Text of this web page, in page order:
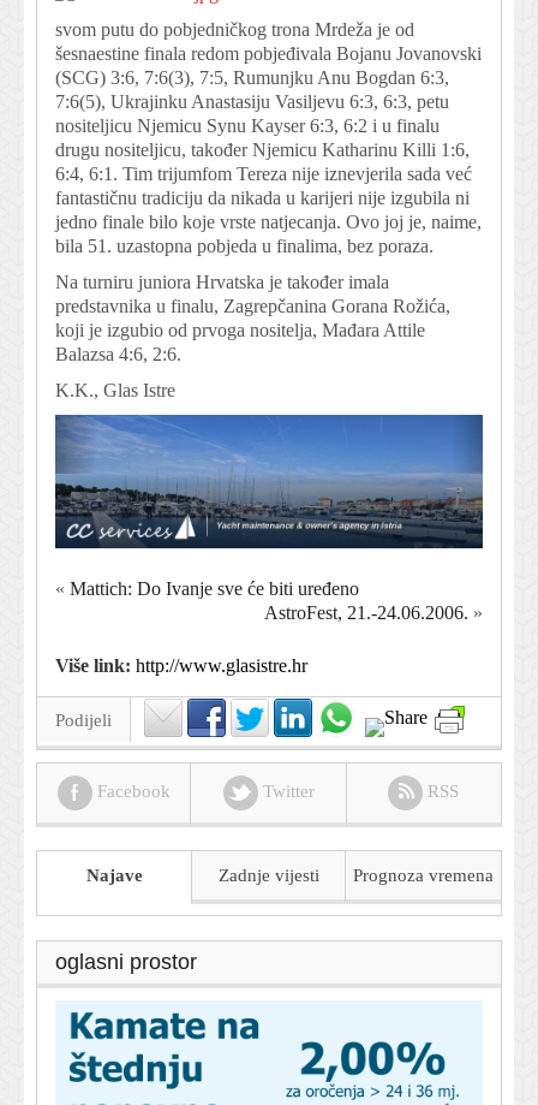
svom putu do pobjedničkog trona Mrdeža je od
šesnaestine finala redom pobjeđivala Bojanu Jovanovski
(SCG) 3:6, 7:6(3), 7:5, Rumunjku Anu Bogdan 6:3,
7:6(5), Ukrajinku Anastasiju Vasiljevu 6:3, 6:3, petu
nositeljicu Njemicu Synu Kayser 6:3, 6:2 i u finalu
drugu nositeljicu, također Njemicu Katharinu Killi 1:6,
6:4, 6:1. Tim trijumfom Tereza nije iznevjerila sada već
fantastičnu tradiciju da nikada u karijeri nije izgubila ni
jedno finale bilo koje vrste natjecanja. Ovo joj je, naime,
bila 51. uzastopna pobjeda u finalima, bez poraza.
Na turniru juniora Hrvatska je također imala
predstavnika u finalu, Zagrepčanina Gorana Rožića,
koji je izgubio od prvoga nositelja, Mađara Attile
Balazsa 4:6, 2:6.
K.K., Glas Istre
« Mattich: Do Ivanje sve će biti uređeno
AstroFest, 21.-24.06.2006. »
Više link: http://www.glasistre.hr
Podijeli
Facebook Twitter RSS
Najave Zadnje vijesti Prognoza vremena
oglasni prostor